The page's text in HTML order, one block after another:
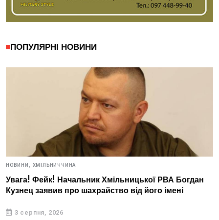
ПОПУЛЯРНІ НОВИНИ
НОВИНИ, ХМІЛЬНИЧЧИНА
Увага! Фейк! Начальник Хмільницької РВА Богдан
Кузнец заявив про шахрайство від його імені
3 серпня, 2026